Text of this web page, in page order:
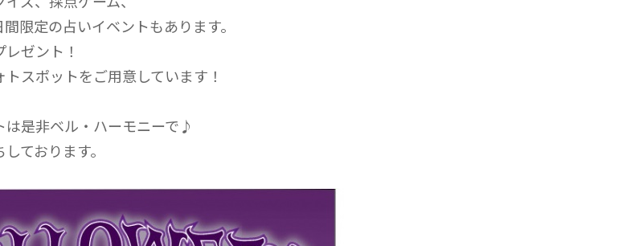
限定の占いイベントもあります。
ゼント！
スポットをご用意しています！
は是非ベル・ハーモニーで♪
ております。